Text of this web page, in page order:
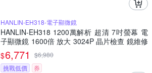
HANLIN-EH318-電子顯微鏡
HANLIN-EH318 1200萬解析 超清 7吋螢幕 電
子顯微鏡 1600倍 放大 3024P 晶片檢查 鏡維修
手機 電路板 鐘錶鑑定 錢幣鑑定 精密物件檢測
放大
$6,771 $6,980
挑戰低價
券